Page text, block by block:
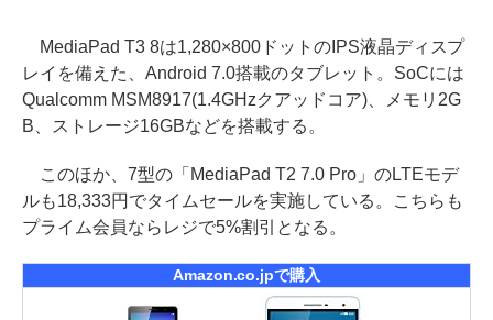
MediaPad T3 8は1,280×800ドットのIPS液晶ディスプ
レイを備えた、Android 7.0搭載のタブレット。SoCには
Qualcomm MSM8917(1.4GHzクアッドコア)、メモリ2G
B、ストレージ16GBなどを搭載する。
このほか、7型の「MediaPad T2 7.0 Pro」のLTEモデ
ルも18,333円でタイムセールを実施している。こちらも
プライム会員ならレジで5%割引となる。
Amazon.co.jpで購入